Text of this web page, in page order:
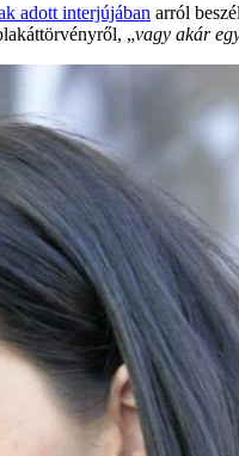
adott interjújában arról
„vagy akár